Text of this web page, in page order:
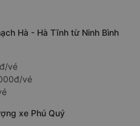
Hà - Hà Tĩnh từ Ninh Bình
vé
vé
xe Phú Quý